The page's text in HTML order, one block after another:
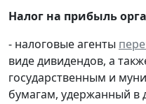
Налог на прибыль
- налоговые агенты
виде дивидендов, а
государственным и
бумагам, удержанный в